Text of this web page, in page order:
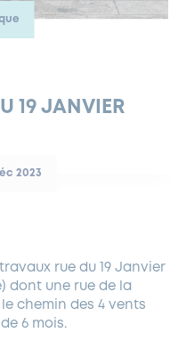
19 JANVIER
2023
rue du 19 Janvier
dont une rue de la
chemin des 4 vents
6 mois.